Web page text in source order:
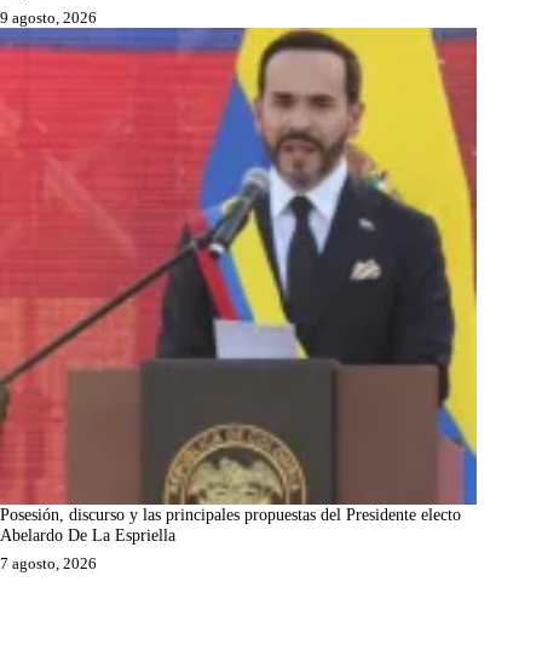
9 agosto, 2026
Posesión, discurso y las principales propuestas del Presidente electo
Abelardo De La Espriella
7 agosto, 2026